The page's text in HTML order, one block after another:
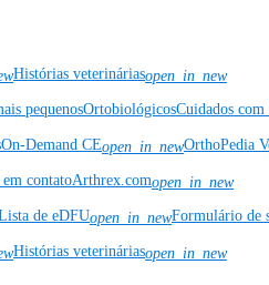
Histórias veterináriasopen_in_new
pequenosOrtobiológicosCuidados com
On-Demand CEopen_in_newOrthoPedia
contatoArthrex.comopen_in_new
de eDFUopen_in_newFormulário de
Histórias veterináriasopen_in_new